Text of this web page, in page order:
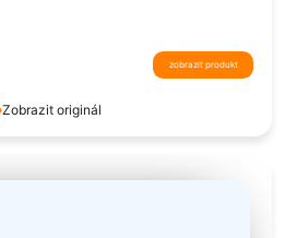
Zobrazit originál
zobrazit produkt